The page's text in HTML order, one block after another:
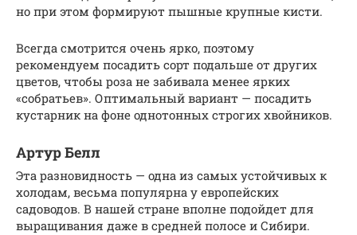
но при этом формируют пышные крупные кисти.
Всегда смотрится очень ярко, поэтому
рекомендуем посадить сорт подальше от других
цветов, чтобы роза не забивала менее ярких
«собратьев». Оптимальный вариант — посадить
кустарник на фоне однотонных строгих хвойников.
Артур Белл
Эта разновидность — одна из самых устойчивых к
холодам, весьма популярна у европейских
садоводов. В нашей стране вполне подойдет для
выращивания даже в средней полосе и Сибири.